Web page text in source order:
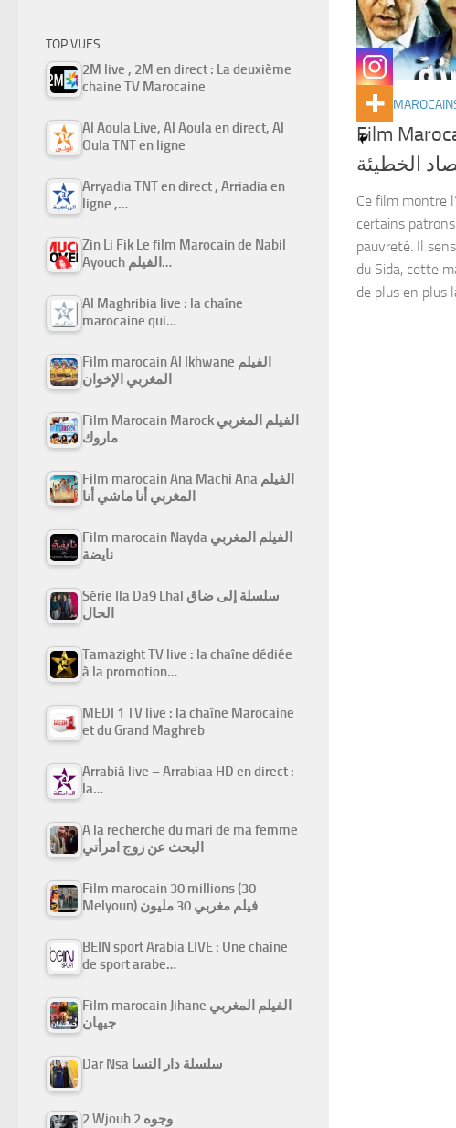
FILMS
Film
الخطيئة
Ce film montre
certains
pauvreté. Il
du Sida, cette
de plus en plus
TOP VUES
2M live , 2M en direct : La deuxième
chaine TV Marocaine
Al Aoula Live, Al Aoula en direct, Al
Oula TNT en ligne
Arryadia TNT en direct , Arriadia en
ligne ,…
Zin Li Fik Le film Marocain de Nabil
Ayouch الفيلم…
Al Maghribia live : la chaîne
marocaine qui…
Film marocain Al Ikhwane الفيلم
المغربي الإخوان
Film Marocain Marock الفيلم المغربي
ماروك
Film marocain Ana Machi Ana الفيلم
المغربي أنا ماشي أنا
Film marocain Nayda الفيلم المغربي
نايضة
Série Ila Da9 Lhal سلسلة إلى ضاق
الحال
Tamazight TV live : la chaîne dédiée
à la promotion…
MEDI 1 TV live : la chaîne Marocaine
et du Grand Maghreb
Arrabiâ live – Arrabiaa HD en direct :
la…
A la recherche du mari de ma femme
البحث عن زوج امرأتي
Film marocain 30 millions (30
Melyoun) فيلم مغربي 30 مليون
BEIN sport Arabia LIVE : Une chaine
de sport arabe…
Film marocain Jihane الفيلم المغربي
جيهان
Dar Nsa سلسلة دار النسا
2 Wjouh 2 وجوه